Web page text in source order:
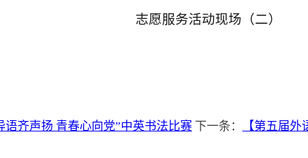
志愿服务活动现场（二）
语齐声扬 青春心向党”中英书法比赛 下一条： 【第五届